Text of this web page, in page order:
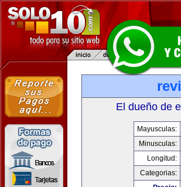
El dueño de
Mayusculas:
Minusculas:
Longitud:
Categorias: